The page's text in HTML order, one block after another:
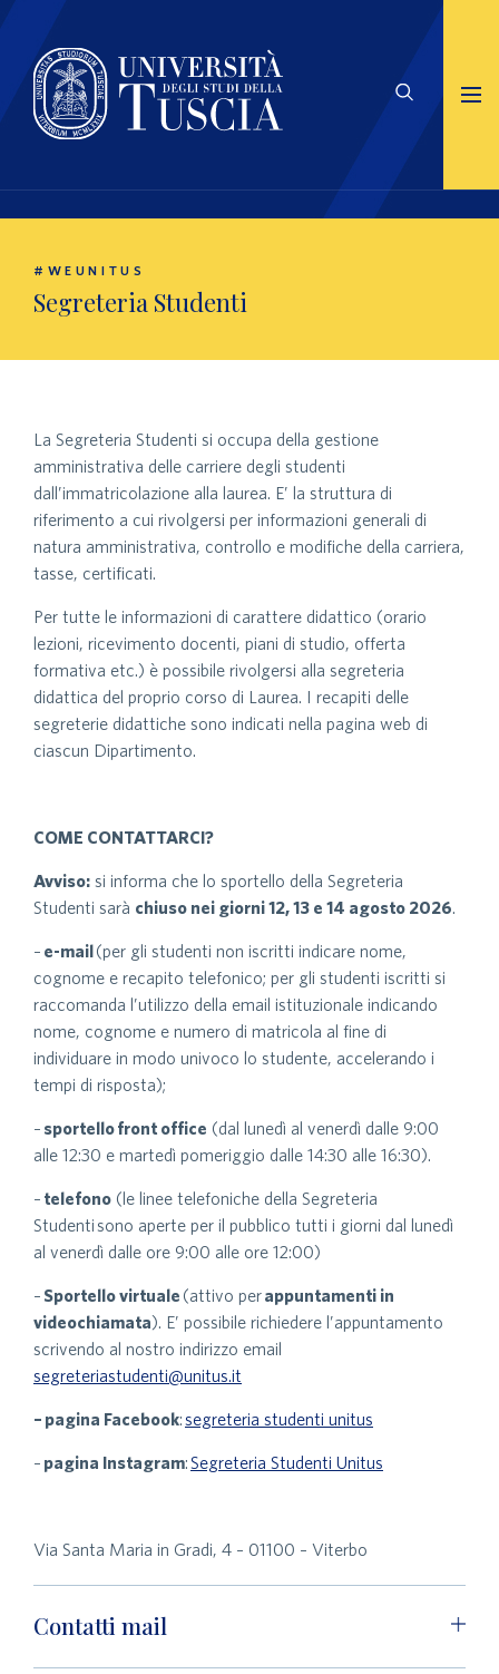
#WEUNITUS
Segreteria Studenti
La Segreteria Studenti si occupa della gestione
amministrativa delle carriere degli studenti
dall’immatricolazione alla laurea. E’ la struttura di
riferimento a cui rivolgersi per informazioni generali di
natura amministrativa, controllo e modifiche della carriera,
tasse, certificati.
Per tutte le informazioni di carattere didattico (orario
lezioni, ricevimento docenti, piani di studio, offerta
formativa etc.) è possibile rivolgersi alla segreteria
didattica del proprio corso di Laurea. I recapiti delle
segreterie didattiche sono indicati nella pagina web di
ciascun Dipartimento.
COME CONTATTARCI?
Avviso: si informa che lo sportello della Segreteria
Studenti sarà chiuso nei giorni 12, 13 e 14 agosto 2026.
– e-mail(per gli studenti non iscritti indicare nome,
cognome e recapito telefonico; per gli studenti iscritti si
raccomanda l’utilizzo della email istituzionale indicando
nome, cognome e numero di matricola al fine di
individuare in modo univoco lo studente, accelerando i
tempi di risposta);
– sportellofront office (dal lunedì al venerdì dalle 9:00
alle 12:30 e martedì pomeriggio dalle 14:30 alle 16:30).
– telefono (le linee telefoniche della Segreteria
Studenti sono aperte per il pubblico tutti i giorni dal lunedì
al venerdì dalle ore 9:00 alle ore 12:00)
– Sportello virtuale (attivo perappuntamenti in
videochiamata). E’ possibile richiedere l’appuntamento
scrivendo al nostro indirizzo email
segreteriastudenti@unitus.it
– pagina Facebook:segreteria studenti unitus
– pagina Instagram:Segreteria Studenti Unitus
Via Santa Maria in Gradi, 4 – 01100 – Viterbo
Contatti mail